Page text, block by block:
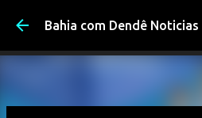
Pular para o
Bahia com Dendê Noticias